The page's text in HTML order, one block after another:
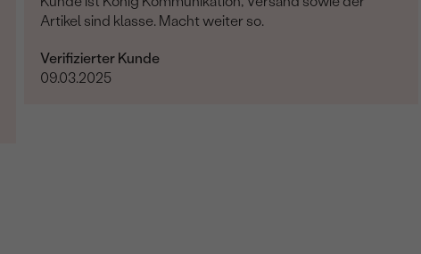
Artikel sind klasse. Macht weiter so.
Verifizierter Kunde
09.03.2025